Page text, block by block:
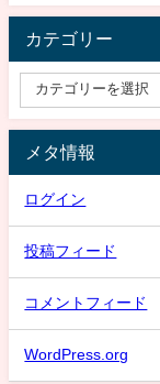
カテゴリー
メタ情報
ログイン
投稿フィード
コメントフィード
WordPress.org